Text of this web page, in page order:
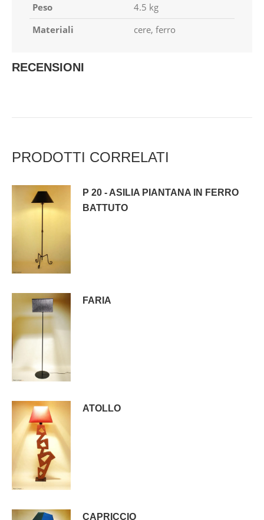
Peso
4.5 kg
Materiali
cere, ferro
RECENSIONI
PRODOTTI CORRELATI
P 20 - ASILIA PIANTANA IN FERRO
BATTUTO
FARIA
ATOLLO
CAPRICCIO